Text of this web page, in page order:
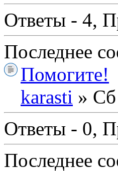
Ответы - 4,
Последнее
Помогите!
karasti »
Ответы - 0,
Последнее